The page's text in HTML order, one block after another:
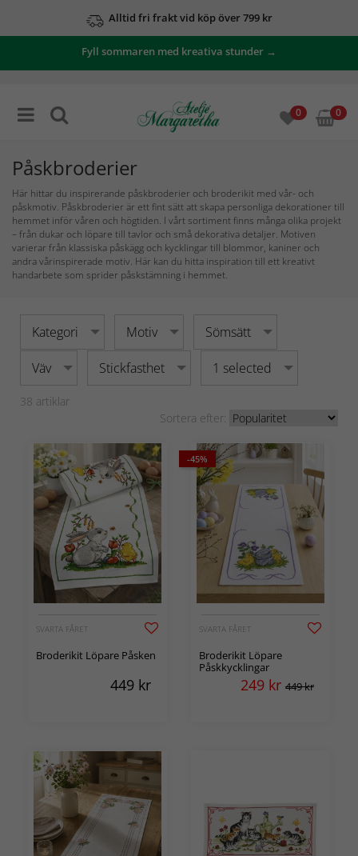
Se våra erbjudanden här
Fyll sommaren med kreativa stunder →
0 0
Påskbroderier
Här hittar du inspirerande påskbroderier och broderikit med vår- och
påskmotiv. Påskbroderier är ett fint sätt att skapa personliga dekorationer till
hemmet inför våren och högtiden. I vårt sortiment finns många olika projekt
– från dukar och löpare till tavlor och små dekorativa detaljer. Motiven
varierar från klassiska påskägg och kycklingar till blommor, kaniner och
andra vårinspirerade motiv. Här kan du hitta inspiration till ett kreativt
handarbete som sprider påskstämning i hemmet.
Kategori Motiv Sömsätt
Väv Stickfasthet 1 selected
38 artiklar
Sortera efter:
SVARTA FÅRET
Broderikit Löpare Påsken
449 kr
-45%
SVARTA FÅRET
Broderikit Löpare
Påskkycklingar
249 kr 449 kr